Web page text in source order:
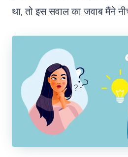
था, तो इस सवाल का जवाब मैंने